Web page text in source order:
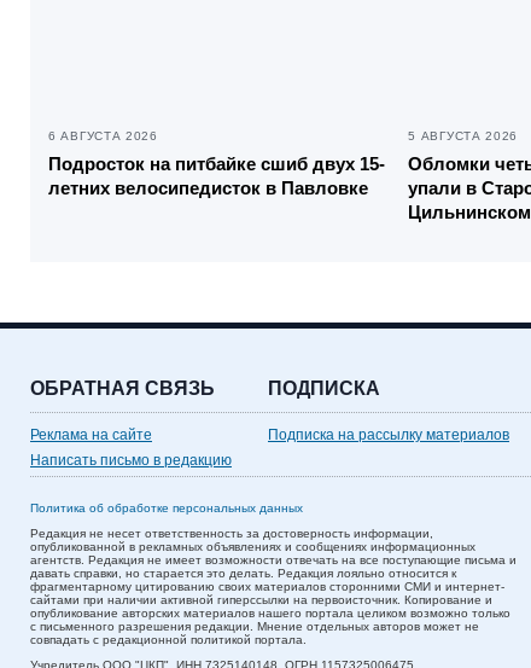
6 АВГУСТА 2026
Подросток на питбайке сшиб двух 15-
летних велосипедисток в Павловке
5 АВГУСТА 2026
Обломки
упали в
ОБРАТНАЯ СВЯЗЬ
Реклама на сайте
Написать письмо в редакцию
ПОДПИСКА
Подписка на рассылку материалов
Политика об обработке персональных данных
Редакция не несет ответственность за достоверность информации,
опубликованной в рекламных объявлениях и сообщениях информационных
агентств. Редакция не имеет возможности отвечать на все поступающие письма и
давать справки, но старается это делать. Редакция лояльно относится к
фрагментарному цитированию своих материалов сторонними СМИ и интернет-
сайтами при наличии активной гиперссылки на первоисточник. Копирование и
опубликование авторских материалов нашего портала целиком возможно только
с письменного разрешения редакции. Мнение отдельных авторов может не
совпадать с редакционной политикой портала.